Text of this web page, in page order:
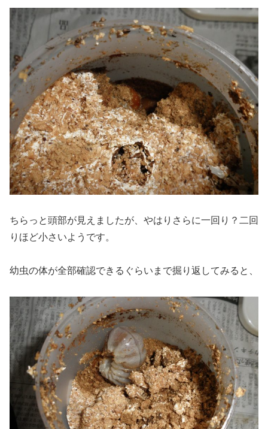
ちらっと頭部が見えましたが、やはりさらに一回り？二回
りほど小さいようです。
幼虫の体が全部確認できるぐらいまで掘り返してみると、